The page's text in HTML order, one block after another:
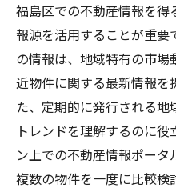
駅近物件が提供
通勤に便利な不
福島区の駅周辺
通勤を快適にす
不動産選びで通
JR沿線の住まい探し
JR沿線での不動
福島区での不動産情報を
報源を活用することが重要
の情報は、地域特有の市
近物件に関する最新情報を
た、定期的に発行される
トレンドを理解するのに
ン上での不動産情報ポータ
複数の物件を一度に比較検